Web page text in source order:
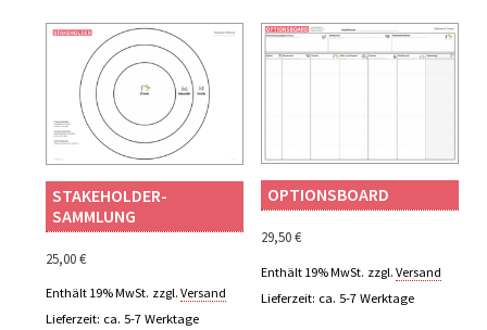
STAKEHOLDER­
SAMMLUNG
25,00€
Enthält 19% MwSt. zzgl. Versand
Lieferzeit: ca. 5-7 Werktage
OPTIONSBOARD
29,50€
Enthält 19% MwSt. zzgl. Versand
Lieferzeit: ca. 5-7 Werktage